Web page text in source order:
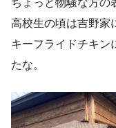
高校生の頃は吉野家
キーフライドチキン
たな。